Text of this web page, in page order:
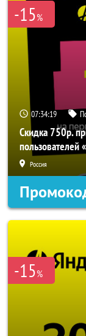
-15%
07:34:19
Скидка 750р.
пользователей
Россия
-15%